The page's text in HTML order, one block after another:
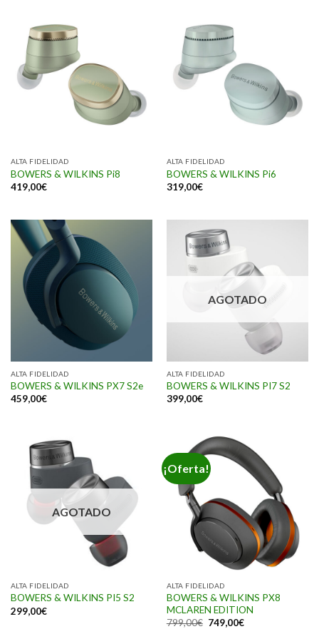
ALTA FIDELIDAD
BOWERS & WILKINS Pi8
419,00€
ALTA FIDELIDAD
BOWERS & WILKINS Pi6
319,00€
ALTA FIDELIDAD
BOWERS & WILKINS PX7 S2e
459,00€
AGOTADO
ALTA FIDELIDAD
BOWERS & WILKINS PI7 S2
399,00€
AGOTADO
ALTA FIDELIDAD
BOWERS & WILKINS PI5 S2
299,00€
¡Oferta!
ALTA FIDELIDAD
BOWERS & WILKINS PX8
MCLAREN EDITION
799,00€ 749,00€